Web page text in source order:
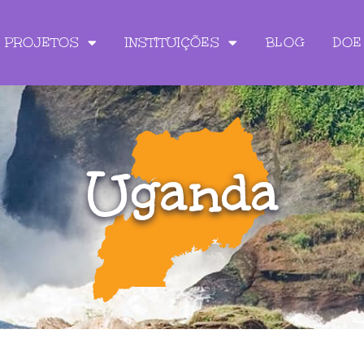
PROJETOS INSTITUIÇÕES BLOG
Uganda